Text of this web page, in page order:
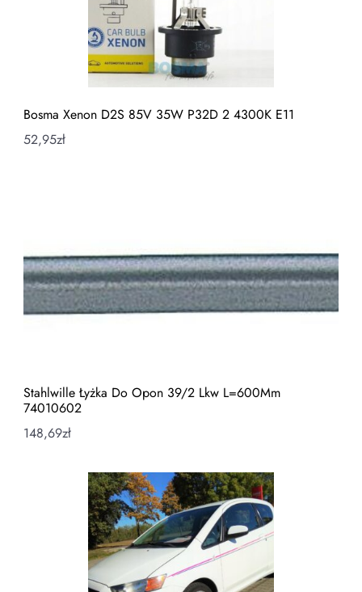
Bosma Xenon D2S 85V 35W P32D 2 4300K E11
52,95zł
Stahlwille Łyżka Do Opon 39/2 Lkw L=600Mm
74010602
148,69zł